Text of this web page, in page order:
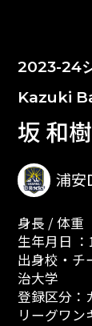
2023-24
Kazuki
坂 和
浦安
身長 / 体重
生年月日
出身校・チ
治大学
登録区分：
リーグワン